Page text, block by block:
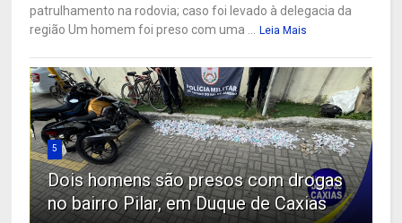
patrulhamento na rodovia; caso foi levado à delegacia da
região Um homem foi preso com uma ...
Leia Mais
5
Dois homens são presos com drogas
no bairro Pilar, em Duque de Caxias